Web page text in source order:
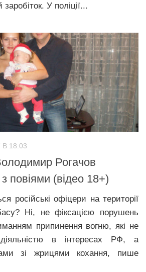
У поліції...
В 18:03
Рогачов
повіями (відео 18+)
російські офіцери на території
Ні, не фіксацією порушень
припинення вогню, які не
діяльністю в інтересах РФ, а
зі жрицями кохання, пише